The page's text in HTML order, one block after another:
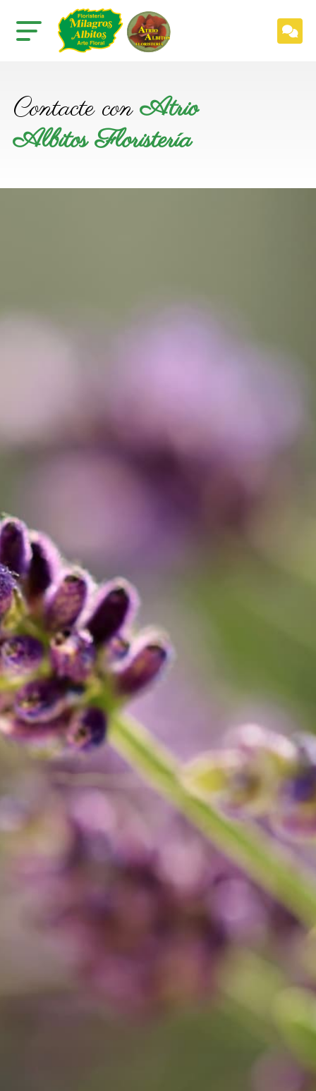
Contacte conAtrio
Albitos Floristería